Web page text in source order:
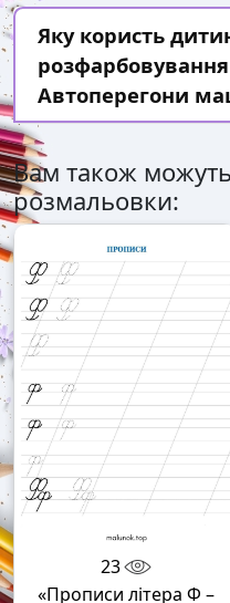
Яку користь
Автоперегони
Вам також
розмальовки:
23
«Прописи літера Ф –